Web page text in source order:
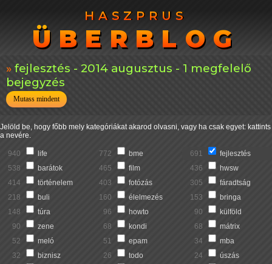
HASZPRUS
ÜBERBLOG
HASZPRUS
ÜBERBLOG
fejlesztés - 2014 augusztus - 1 megfelelő
bejegyzés
Mutass mindent
Jelöld be, hogy főbb mely kategóriákat akarod olvasni, vagy ha csak egyet: kattints
a nevére.
940 life 772 bme 691
fejlesztés
538
barátok 465 film 436
hwsw
414
történelem 403 fotózás 305
fáradtság
218
buli 160 élelmezés 153
bringa
148
túra 96 howto 90
külföld
90
zene 68 kondi 68
mátrix
52
meló 51 epam 34
mba
32
biznisz 26 todo 24
úszás